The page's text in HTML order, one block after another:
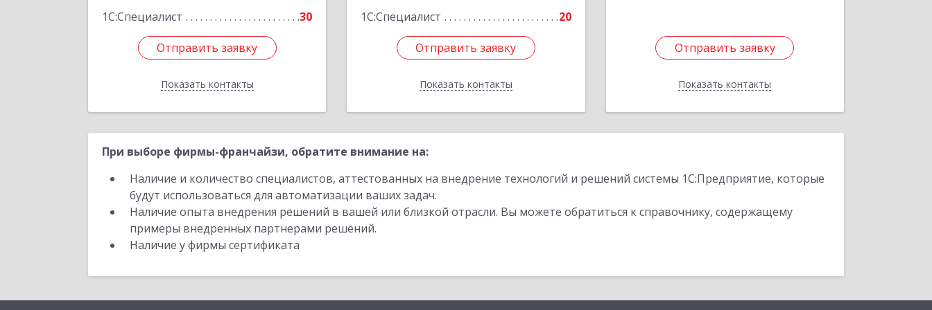
1С:Специалист
30
Отправить заявку
Показать контакты
Отправить заявку
Назад
1С:Специалист
20
Отправить заявку
Показать контакты
Отправить заявку
Назад
Отправить заявку
Показать контакты
Отправить заявку
Назад
При выборе фирмы-франчайзи, обратите внимание на:
Наличие и количество специалистов, аттестованных на внедрение технологий и решений системы 1С:Предприятие, которые
будут использоваться для автоматизации ваших задач.
Наличие опыта внедрения решений в вашей или близкой отрасли. Вы можете обратиться к справочнику, содержащему
примеры внедренных партнерами решений.
Наличие у фирмы сертификата